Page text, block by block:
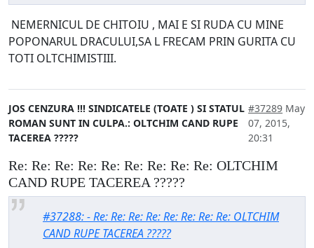
NEMERNICUL DE CHITOIU , MAI E SI RUDA CU MINE
POPONARUL DRACULUI,SA L FRECAM PRIN GURITA CU
TOTI OLTCHIMISTIII.
JOS CENZURA !!! SINDICATELE (TOATE ) SI STATUL
ROMAN SUNT IN CULPA.: OLTCHIM CAND RUPE
TACEREA ?????
#37289 May
07, 2015,
20:31
Re: Re: Re: Re: Re: Re: Re: Re: Re: OLTCHIM
CAND RUPE TACEREA ?????
#37288: - Re: Re: Re: Re: Re: Re: Re: Re: OLTCHIM
CAND RUPE TACEREA ?????